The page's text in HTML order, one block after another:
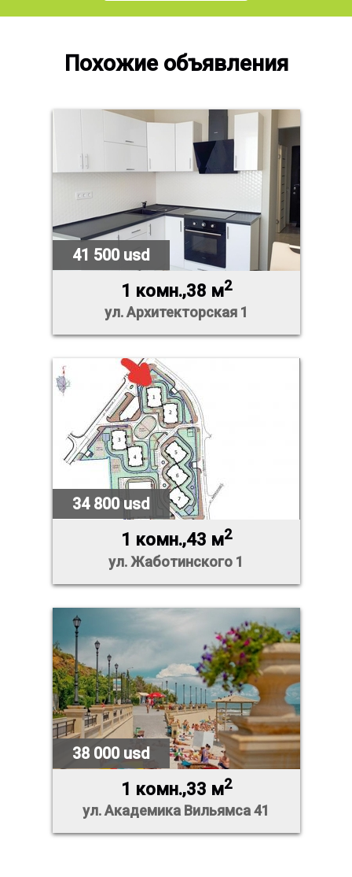
Похожие объявления
41 500 usd
1 комн.,38 м2
ул. Архитекторская 1
34 800 usd
1 комн.,43 м2
ул. Жаботинского 1
38 000 usd
1 комн.,33 м2
ул. Академика Вильямса 41